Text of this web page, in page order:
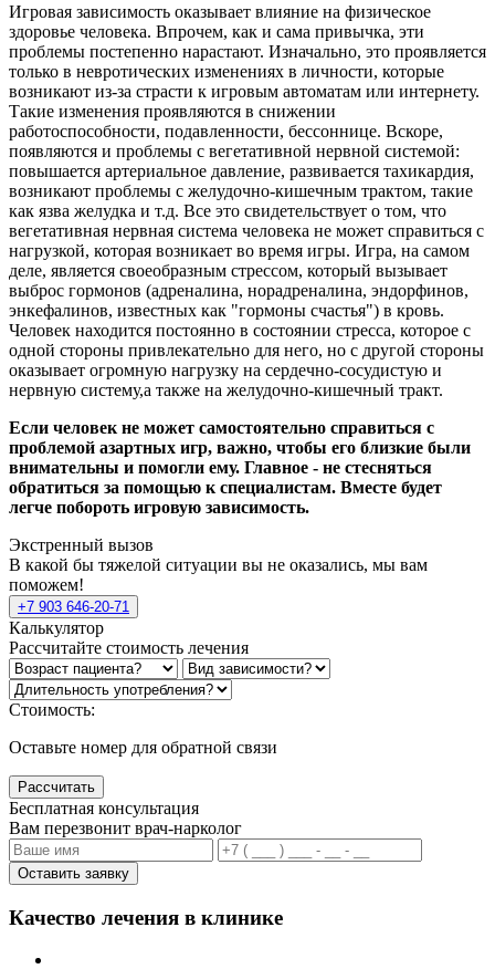
Игровая зависимость оказывает влияние на физическое
здоровье человека. Впрочем, как и сама привычка, эти
проблемы постепенно нарастают. Изначально, это проявляется
только в невротических изменениях в личности, которые
возникают из-за страсти к игровым автоматам или интернету.
Такие изменения проявляются в снижении
работоспособности, подавленности, бессоннице. Вскоре,
появляются и проблемы с вегетативной нервной системой:
повышается артериальное давление, развивается тахикардия,
возникают проблемы с желудочно-кишечным трактом, такие
как язва желудка и т.д. Все это свидетельствует о том, что
вегетативная нервная система человека не может справиться с
нагрузкой, которая возникает во время игры. Игра, на самом
деле, является своеобразным стрессом, который вызывает
выброс гормонов (адреналина, норадреналина, эндорфинов,
энкефалинов, известных как "гормоны счастья") в кровь.
Человек находится постоянно в состоянии стресса, которое с
одной стороны привлекательно для него, но с другой стороны
оказывает огромную нагрузку на сердечно-сосудистую и
нервную систему,а также на желудочно-кишечный тракт.
Если человек не может самостоятельно справиться с
проблемой азартных игр, важно, чтобы его близкие были
внимательны и помогли ему. Главное - не стесняться
обратиться за помощью к специалистам. Вместе будет
легче побороть игровую зависимость.
Экстренный вызов
В какой бы тяжелой ситуации вы не оказались, мы вам
поможем!
+7 903 646-20-71
Калькулятор
Рассчитайте стоимость лечения
Стоимость:
Оставьте номер для обратной связи
Рассчитать
Бесплатная консультация
Вам перезвонит врач-нарколог
Оставить заявку
Качество лечения в клинике